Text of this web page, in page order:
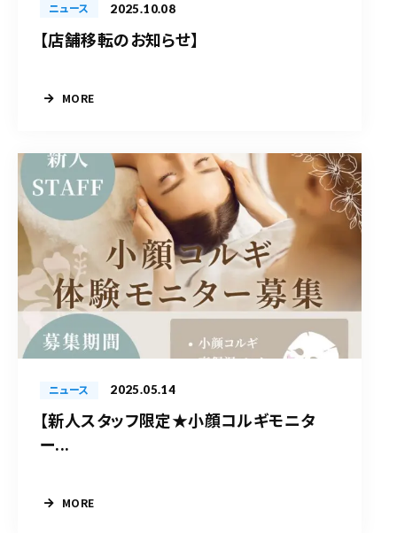
ニュース 2025.10.08
【店舗移転のお知らせ】
MORE
ニュース 2025.05.14
【新人スタッフ限定★小顔コルギモニタ
ー...
MORE